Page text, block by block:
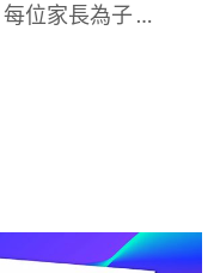
位家長為子 …